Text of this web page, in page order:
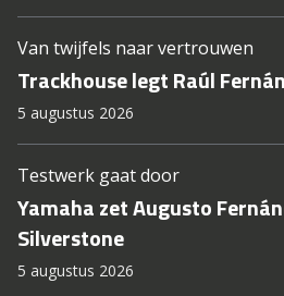
Van twijfels naar vertrouwen
Trackhouse legt Raúl
5 augustus 2026
Testwerk gaat door
Yamaha zet Augusto
Silverstone
5 augustus 2026